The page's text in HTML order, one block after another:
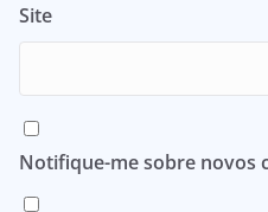
Site
Notifique-me sobre novos